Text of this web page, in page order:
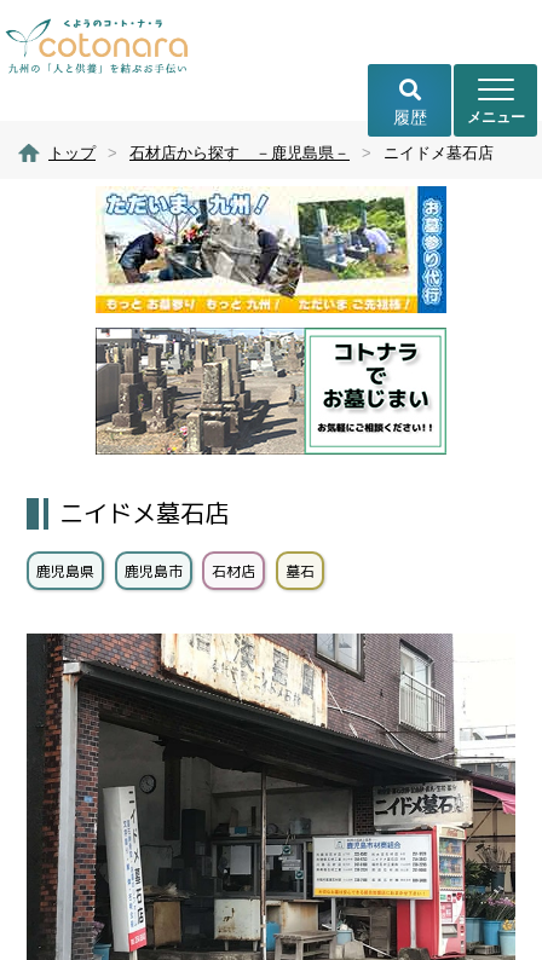
トップ > 石材店から探す －鹿児島県－ > ニイドメ墓石店
ニイドメ墓石店
鹿児島県 鹿児島市 石材店 墓石
履歴